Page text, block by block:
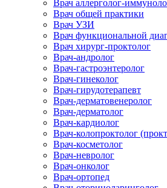
Врач аллерголог-
Врач общей практики
Врач УЗИ
Врач функциональной
Врач хирург-проктолог
Врач-андролог
Врач-гастроэнтеролог
Врач-гинеколог
Врач-гирудотерапевт
Врач-дерматовенеролог
Врач-дерматолог
Врач-кардиолог
Врач-колопроктолог
Врач-косметолог
Врач-невролог
Врач-онколог
Врач-ортопед